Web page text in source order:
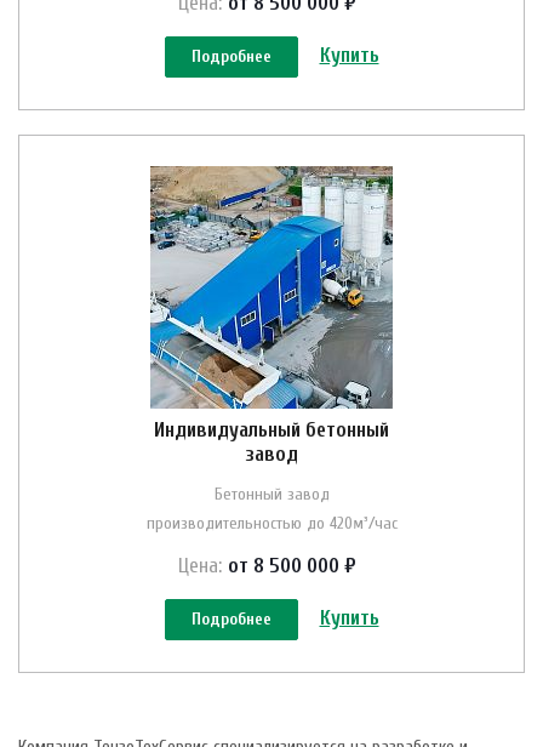
Подробнее Купить
Индивидуальный бетонный
завод
Бетонный завод
производительностью до 420м³/час
Цена: от 8 500 000 ₽
Подробнее Купить